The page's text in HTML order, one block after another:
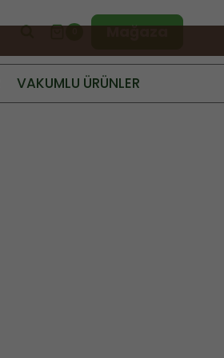
Mağaza
VAKUMLU ÜRÜNLER